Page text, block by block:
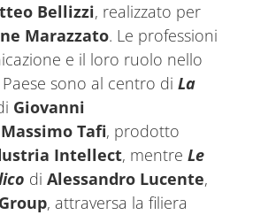
Bellizzi, realizzato per
Marazzato. Le professioni
e il loro ruolo nello
sono al centro di La
Giovanni
Massimo Tafi, prodotto
Intellect, mentre Le
di Alessandro Lucente,
, attraversa la filiera